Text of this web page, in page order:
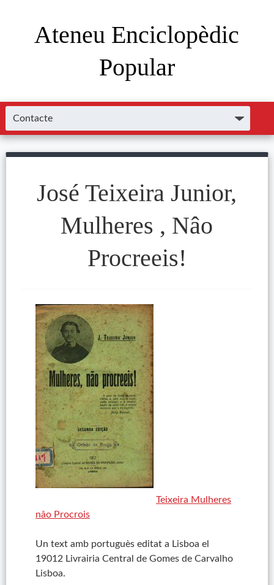
Ateneu Enciclopèdic
Popular
José Teixeira Junior,
Mulheres , Nâo
Procreeis!
Teixeira Mulheres
nâo Procrois
Un text amb portuguès editat a Lisboa el
19012 Livrairia Central de Gomes de Carvalho
Lisboa.